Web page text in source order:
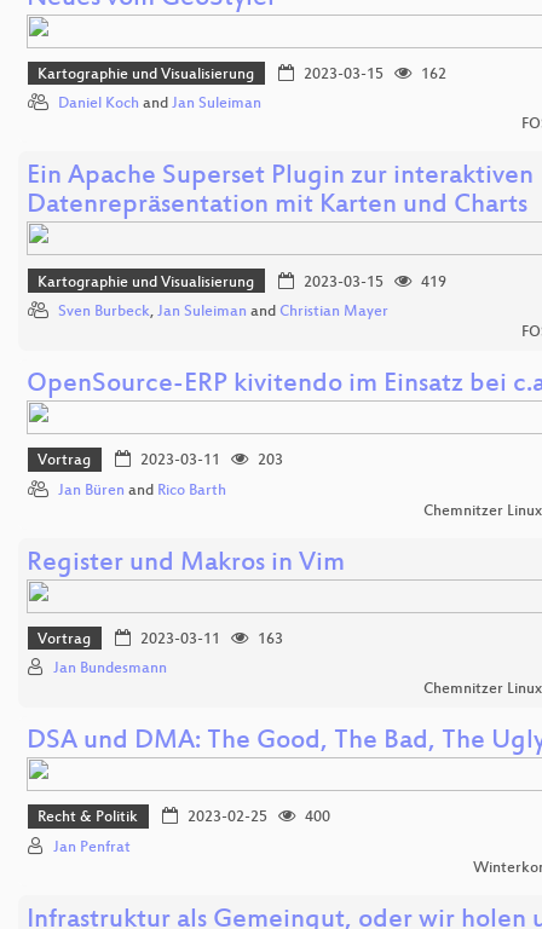
Kartographie und Visualisierung 2023-03-15
162
Daniel Koch and Jan Suleiman
Ein Apache Superset Plugin zur interaktiven
Datenrepräsentation mit Karten und Charts
Kartographie und Visualisierung 2023-03-15
419
Sven Burbeck, Jan Suleiman and Christian Mayer
OpenSource-ERP kivitendo im Einsatz bei
Vortrag 2023-03-11
203
Jan Büren and Rico Barth
Chemnitzer
Register und Makros in Vim
Vortrag 2023-03-11
163
Jan Bundesmann
Chemnitzer
DSA und DMA: The Good, The Bad, The
Recht & Politik 2023-02-25
400
Jan Penfrat
Infrastruktur als Gemeingut, oder wir holen